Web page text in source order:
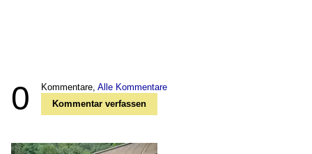
0 Kommentare, Alle Kommentare
Kommentar verfassen